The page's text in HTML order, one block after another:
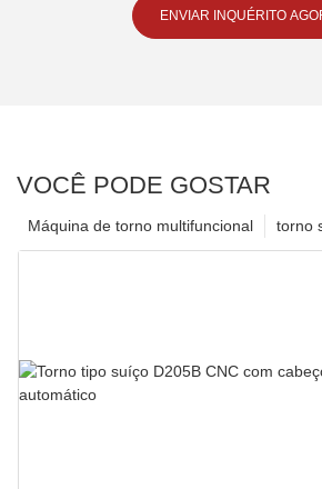
ENVIAR INQUÉRITO
VOCÊ PODE GOSTAR
torno
Máquina de torno multifuncional